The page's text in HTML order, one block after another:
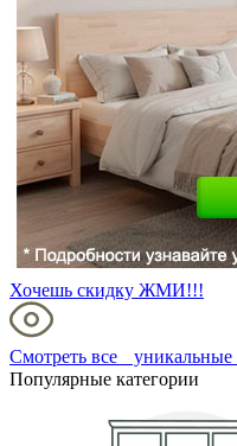
Хочешь скидку ЖМИ!!!
Смотреть все уникальные
Популярные категории